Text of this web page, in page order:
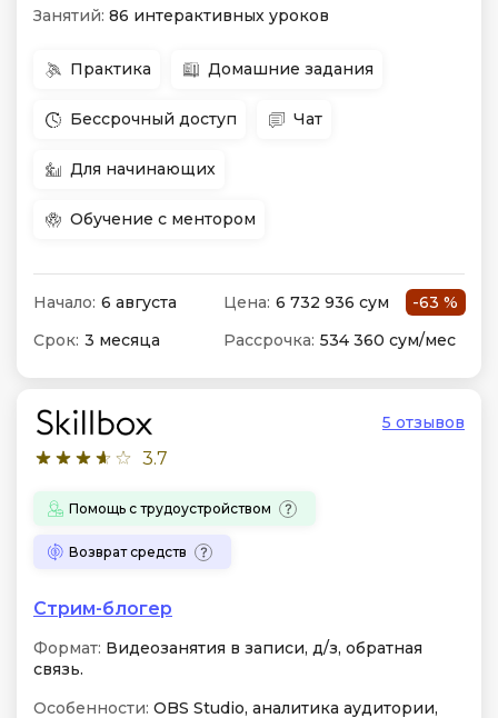
Занятий: 86 интерактивных уроков
Практика Домашние задания
Бессрочный доступ Чат
Для начинающих
Обучение с ментором
Начало: 6 августа Цена: 6 732 936 сум
-63 %
Срок: 3 месяца Рассрочка: 534 360 сум/мес
3.7
5 отзывов
Помощь с трудоустройством
Возврат средств
Стрим-блогер
Формат: Видеозанятия в записи, д/з, обратная
связь.
Особенности: OBS Studio, аналитика аудитории,